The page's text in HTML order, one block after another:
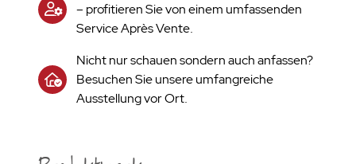
– profitieren Sie von einem umfassenden
Service Après Vente.
Nicht nur schauen sondern auch anfassen?
Besuchen Sie unsere umfangreiche
Ausstellung vor Ort.